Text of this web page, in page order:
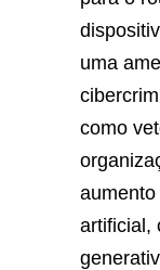
uma
como
artificial,